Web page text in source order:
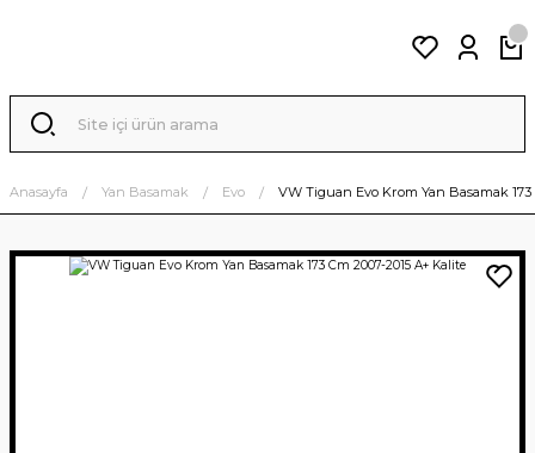
Anasayfa Yan Basamak Evo VW Tiguan Evo Krom Yan Basamak 173